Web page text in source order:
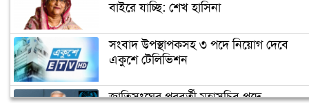
ফ্রান্সের মুসলিমদের আলটিমেটাম দিলেন
ম্যাক্রোঁ
কমলার ইতিহাস
বাইরে যাচ্ছি: শেখ হাসিনা
সংবাদ উপস্থাপকসহ ৩ পদে নিয়োগ দেবে
একুশে টেলিভিশন
জাতিসংঘের পরবর্তী মহাসচিব পদে